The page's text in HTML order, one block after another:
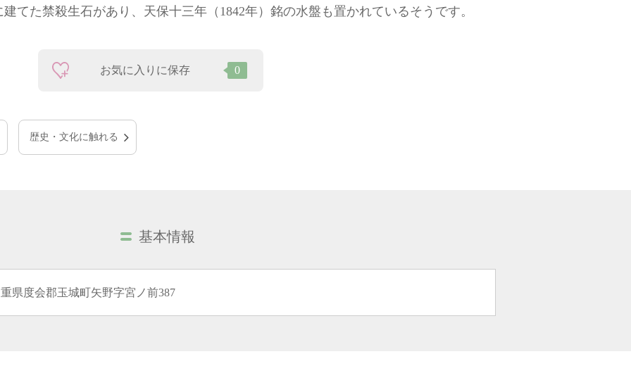
てた禁殺生石があり、天保十三年（1842年）銘の水盤も置かれているそうです。
お気に入りに保存 0
歴史・文化に触れる
基本情報
県度会郡玉城町矢野字宮ノ前387